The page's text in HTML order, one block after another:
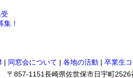
！
| 同窓会について | 各地の活動 | 卒業生
〒857-1151長崎県佐世保市日宇町